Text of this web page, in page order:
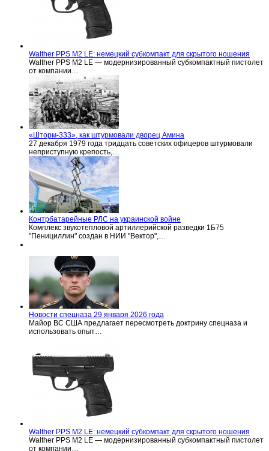
Walther PPS M2 LE: немецкий субкомпакт для скрытого ношения
Walther PPS M2 LE — модернизированный субкомпактный пистолет
от компании…
«Шторм-333», как штурмовали дворец Амина
27 декабря 1979 года тридцать советских офицеров штурмовали
неприступную крепость,…
Контрбатарейные РЛС на украинской войне
Комплекс звукотепловой артиллерийской разведки 1Б75
"Пенициллин" создан в НИИ "Вектор",…
Новости спецназа 29 января 2026 года
Майор ВС США предлагает пересмотреть доктрину спецназа и
использовать опыт…
Walther PPS M2 LE: немецкий субкомпакт для скрытого ношения
Walther PPS M2 LE — модернизированный субкомпактный пистолет
от компании…